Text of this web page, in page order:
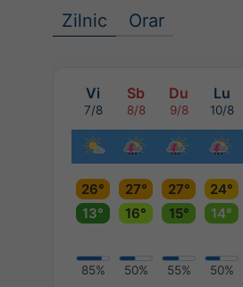
Zilnic Orar
Vi Sb Du Lu
7/8 8/8 9/8 10/8
26° 27° 27°
24°
13°
16° 15° 14°
85% 50% 55% 50%